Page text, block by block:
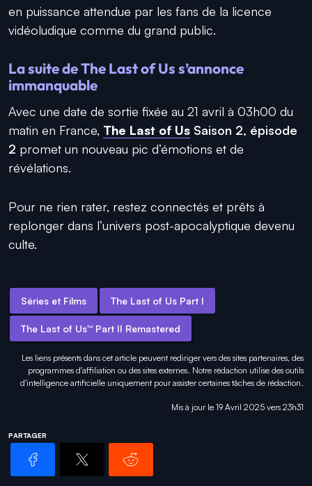
en puissance attendue par les fans de la licence
vidéoludique comme du grand public.
La suite de The Last of Us s’annonce
immanquable
Avec une date de sortie fixée au 21 avril à 03h00 du
matin en France, The Last of Us Saison 2, épisode
2 promet un nouveau pic d’émotions et de
révélations.
Pour ne rien rater, restez connectés et prêts à
replonger dans l’univers post-apocalyptique devenu
culte.
Séries et Films The Last of Us Part I
The Last of Us™ Part II Remastered
Les liens présents dans cet article peuvent rediriger vers des sites partenaires, des
programmes d'affiliation ou des sites externes. Notre rédaction utilise des outils
d'intelligence artificielle uniquement pourassister certaines tâches de rédaction.
Mis à jour le 19 Avril 2025 vers 23h31
PARTAGER